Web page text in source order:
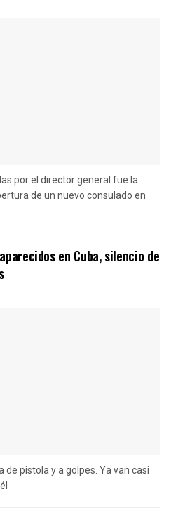
por el director general fue la
de un nuevo consulado en
en Cuba, silencio de
de pistola y a golpes. Ya van casi